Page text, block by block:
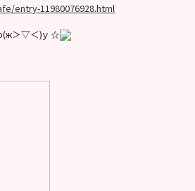
entry-11980076928.html
о(ж＞▽＜)ｙ ☆